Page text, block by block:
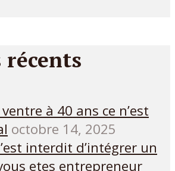
récents
ventre à 40 ans ce n’est
octobre 14, 2025
interdit d’intégrer un
etes entrepreneur